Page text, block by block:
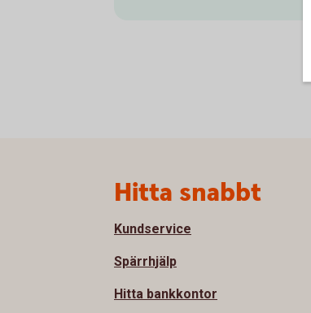
Hitta snabbt
Kundservice
Spärrhjälp
Hitta bankkontor